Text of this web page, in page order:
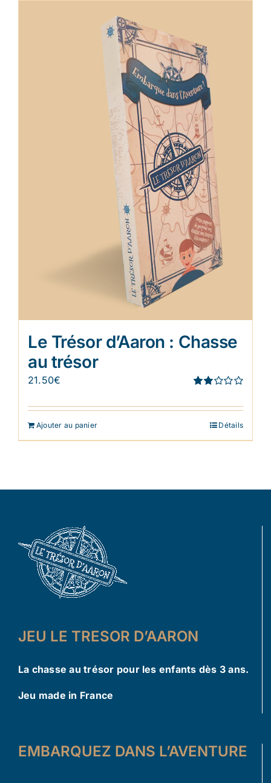
Le Trésor d’Aaron : Chasse
au trésor
1.91
21.50€
Ajouter au panier Détails
JEU LE TRESOR D’AARON
La chasse au trésor pour les enfants dès 3 ans.
Jeu made in France
EMBARQUEZ DANS L’AVENTURE